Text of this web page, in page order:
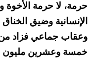
حرمة، لا حرمة الأخوة
الإنسانية وضيق
وعقاب جماعي فزاد
خمسة وعشرين مليون